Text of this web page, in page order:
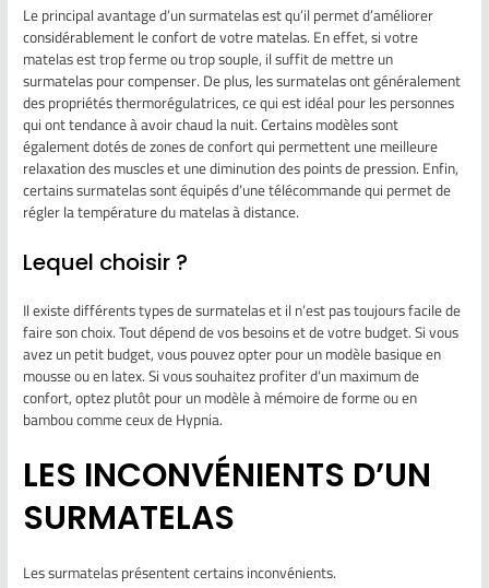
Le principal avantage d’un surmatelas est qu’il permet d’améliorer
considérablement le confort de votre matelas. En effet, si votre
matelas est trop ferme ou trop souple, il suffit de mettre un
surmatelas pour compenser. De plus, les surmatelas ont généralement
des propriétés thermorégulatrices, ce qui est idéal pour les personnes
qui ont tendance à avoir chaud la nuit. Certains modèles sont
également dotés de zones de confort qui permettent une meilleure
relaxation des muscles et une diminution des points de pression. Enfin,
certains surmatelas sont équipés d’une télécommande qui permet de
régler la température du matelas à distance.
Lequel choisir ?
Il existe différents types de surmatelas et il n’est pas toujours facile de
faire son choix. Tout dépend de vos besoins et de votre budget. Si vous
avez un petit budget, vous pouvez opter pour un modèle basique en
mousse ou en latex. Si vous souhaitez profiter d’un maximum de
confort, optez plutôt pour un modèle à mémoire de forme ou en
bambou comme ceux de Hypnia.
LES INCONVÉNIENTS D’UN
SURMATELAS
Les surmatelas présentent certains inconvénients.